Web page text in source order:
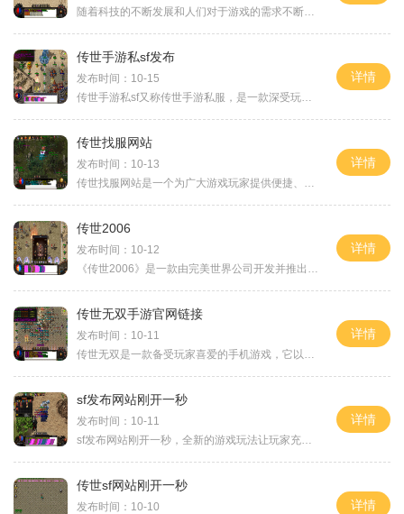
随着科技的不断发展和人们对于游戏的需求不断增长，越来越多的SF游戏开始出现在市场上。SF游戏，即科幻题材的游戏，以其独特的世界观、刺激的剧情和丰富多样的玩法受到了广大玩
传世手游私sf发布
发布时间：10-15
传世手游私sf又称传世手游私服，是一款深受玩家喜爱的手机游戏。它基于传世经典版本，采用了私人服务器的形式，并在原有玩法的基础上进行了不少创新和改进，为玩家呈现出一个充
详情
传世找服网站
发布时间：10-13
传世找服网站是一个为广大游戏玩家提供便捷、准确的游戏服信息的平台。作为一款经典的多人在线角色扮演游戏，传世找服网站致力于帮助玩家快速了解游戏世界中各个服务器的具体
详情
传世2006
发布时间：10-12
《传世2006》是一款由完美世界公司开发并推出的大型多人在线角色扮演游戏(MMORPG)。作为经典版本的《传世》，它在游戏玩法和图像效果上进行了全面升级和优化，为玩家呈现出一个充
详情
传世无双手游官网链接
发布时间：10-11
传世无双是一款备受玩家喜爱的手机游戏，它以极具创新性的玩法和精美绝伦的画面而受到广大玩家追捧。作为一款传承了传世无双系列经典IP的手游，它将带给玩家一个全新的游戏体验
详情
sf发布网站刚开一秒
发布时间：10-11
sf发布网站刚开一秒，全新的游戏玩法让玩家充满期待。对于喜欢冒险和刺激的玩家来说，这个网站绝对是一个不容错过的选择。在这个sf发布网站上，玩家可以体验到各种各样令人兴奋
详情
传世sf网站刚开一秒
发布时间：10-10
详情